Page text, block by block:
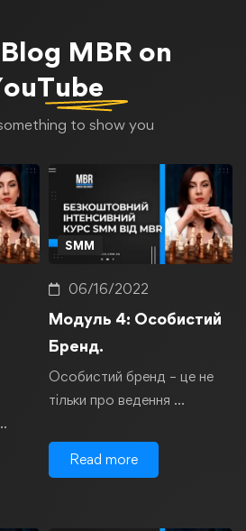
MBR on
to show you
SMM
06/16/2022
Модуль 4: Особистий
Бренд.
Особистий бренд – це не
тільки про ведення …
Read more